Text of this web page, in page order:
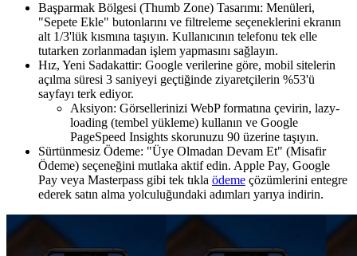
Başparmak Bölgesi (Thumb Zone) Tasarımı: Menüleri,
"Sepete Ekle" butonlarını ve filtreleme seçeneklerini ekranın
alt 1/3'lük kısmına taşıyın. Kullanıcının telefonu tek elle
tutarken zorlanmadan işlem yapmasını sağlayın.
Hız, Yeni Sadakattir: Google verilerine göre, mobil sitelerin
açılma süresi 3 saniyeyi geçtiğinde ziyaretçilerin %53'ü
sayfayı terk ediyor.
Aksiyon: Görsellerinizi WebP formatına çevirin, lazy-
loading (tembel yükleme) kullanın ve Google
PageSpeed Insights skorunuzu 90 üzerine taşıyın.
Sürtünmesiz Ödeme: "Üye Olmadan Devam Et" (Misafir
Ödeme) seçeneğini mutlaka aktif edin. Apple Pay, Google
Pay veya Masterpass gibi tek tıkla ödeme çözümlerini entegre
ederek satın alma yolculuğundaki adımları yarıya indirin.